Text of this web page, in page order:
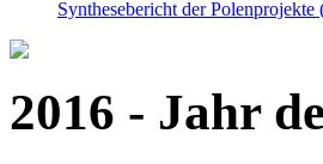
Synthesebericht der
2016 - Jahr